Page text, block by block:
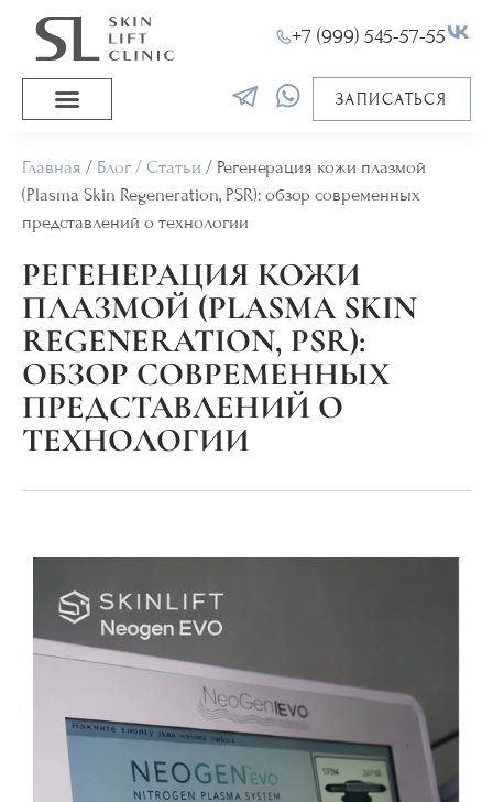
+7 (999) 545-57-55
ЗАПИСАТЬСЯ
Главная / Блог / Статьи / Регенерация кожи плазмой
(Plasma Skin Regeneration, PSR): обзор современных
представлений о технологии
РЕГЕНЕРАЦИЯ КОЖИ
ПЛАЗМОЙ (PLASMA SKIN
REGENERATION, PSR):
ОБЗОР СОВРЕМЕННЫХ
ПРЕДСТАВЛЕНИЙ О
ТЕХНОЛОГИИ